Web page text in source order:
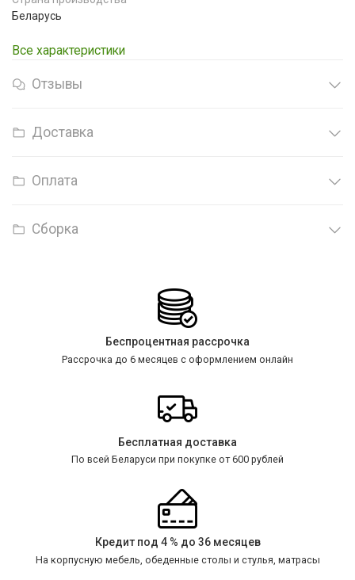
Беларусь
Все характеристики
Отзывы
Доставка
Оплата
Сборка
Беспроцентная рассрочка
Рассрочка до 6 месяцев с оформлением онлайн
Бесплатная доставка
По всей Беларуси при покупке от 600 рублей
Кредит под 4 % до 36 месяцев
На корпусную мебель, обеденные столы и стулья, матрасы